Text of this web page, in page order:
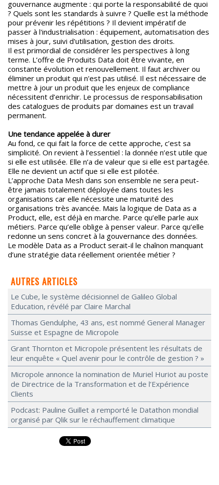
gouvernance augmente : qui porte la responsabilité de quoi
? Quels sont les standards à suivre ? Quelle est la méthode
pour prévenir les répétitions ? Il devient impératif de
passer à l'industrialisation : équipement, automatisation des
mises à jour, suivi d'utilisation, gestion des droits.
Il est primordial de considérer les perspectives à long
terme. L’offre de Produits Data doit être vivante, en
constante évolution et renouvellement. Il faut archiver ou
éliminer un produit qui n'est pas utilisé. Il est nécessaire de
mettre à jour un produit que les enjeux de compliance
nécessitent d’enrichir. Le processus de responsabilisation
des catalogues de produits par domaines est un travail
permanent.
Une tendance appelée à durer
Au fond, ce qui fait la force de cette approche, c’est sa
simplicité. On revient à l’essentiel : la donnée n’est utile que
si elle est utilisée. Elle n’a de valeur que si elle est partagée.
Elle ne devient un actif que si elle est pilotée.
L’approche Data Mesh dans son ensemble ne sera peut-
être jamais totalement déployée dans toutes les
organisations car elle nécessite une maturité des
organisations très avancée. Mais la logique de Data as a
Product, elle, est déjà en marche. Parce qu’elle parle aux
métiers. Parce qu’elle oblige à penser valeur. Parce qu’elle
redonne un sens concret à la gouvernance des données.
Le modèle Data as a Product serait-il le chaînon manquant
d’une stratégie data réellement orientée métier ?
AUTRES ARTICLES
Le Cube, le système décisionnel de Galileo Global
Education, révélé par Claire Marchal
Thomas Gendulphe, 43 ans, est nommé General Manager
Suisse et Espagne de Micropole
Grant Thornton et Micropole présentent les résultats de
leur enquête « Quel avenir pour le contrôle de gestion ? »
Micropole annonce la nomination de Muriel Huriot au poste
de Directrice de la Transformation et de l’Expérience
Clients
Podcast: Pauline Guillet a remporté le Datathon mondial
organisé par Qlik sur le réchauffement climatique